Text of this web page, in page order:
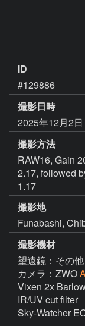
ID
#129886
撮影日時
2025年12月2
撮影方法
RAW16, Gain
2.17, followed
1.17
撮影地
Funabashi,
撮影機材
望遠鏡：その他
カメラ：ZWO
Vixen 2x
IR/UV cut filter
Sky-Watcher